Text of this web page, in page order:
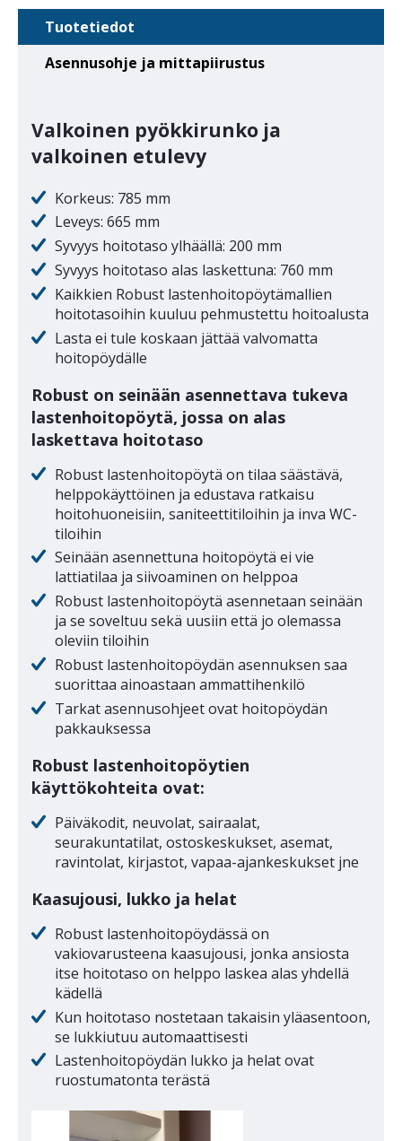
Tuotetiedot
Asennusohje ja mittapiirustus
Valkoinen pyökkirunko ja
valkoinen etulevy
Korkeus: 785 mm
Leveys: 665 mm
Syvyys hoitotaso ylhäällä: 200 mm
Syvyys hoitotaso alas laskettuna: 760 mm
Kaikkien Robust lastenhoitopöytämallien
hoitotasoihin kuuluu pehmustettu hoitoalusta
Lasta ei tule koskaan jättää valvomatta
hoitopöydälle
Robust on seinään asennettava tukeva
lastenhoitopöytä, jossa on alas
laskettava hoitotaso
Robust lastenhoitopöytä on tilaa säästävä,
helppokäyttöinen ja edustava ratkaisu
hoitohuoneisiin, saniteettitiloihin ja inva WC-
tiloihin
Seinään asennettuna hoitopöytä ei vie
lattiatilaa ja siivoaminen on helppoa
Robust lastenhoitopöytä asennetaan seinään
ja se soveltuu sekä uusiin että jo olemassa
oleviin tiloihin
Robust lastenhoitopöydän asennuksen saa
suorittaa ainoastaan ammattihenkilö
Tarkat asennusohjeet ovat hoitopöydän
pakkauksessa
Robust lastenhoitopöytien
käyttökohteita ovat:
Päiväkodit, neuvolat, sairaalat,
seurakuntatilat, ostoskeskukset, asemat,
ravintolat, kirjastot, vapaa-ajankeskukset jne
Kaasujousi, lukko ja helat
Robust lastenhoitopöydässä on
vakiovarusteena kaasujousi, jonka ansiosta
itse hoitotaso on helppo laskea alas yhdellä
kädellä
Kun hoitotaso nostetaan takaisin yläasentoon,
se lukkiutuu automaattisesti
Lastenhoitopöydän lukko ja helat ovat
ruostumatonta terästä